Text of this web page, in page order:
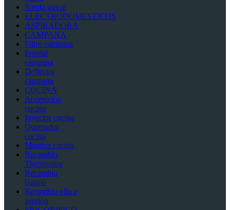
Sonda gasoil
ELECTRODOMESTICOS
ASPIRADORA
CAMPANA
Filtro campana
Frontal
campana
Deflector
campana
COCINA
Accesorios
cocina
Inyector cocina
Quemador
cocina
Mandos cocina
Recambio
Thermomix
Recambio
butano
Recambio olla a
presión